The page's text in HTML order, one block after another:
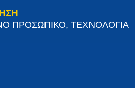
ΠΡΟΣΩΠΙΚΟ, ΤΕΧΝΟΛΟΓΙΑ